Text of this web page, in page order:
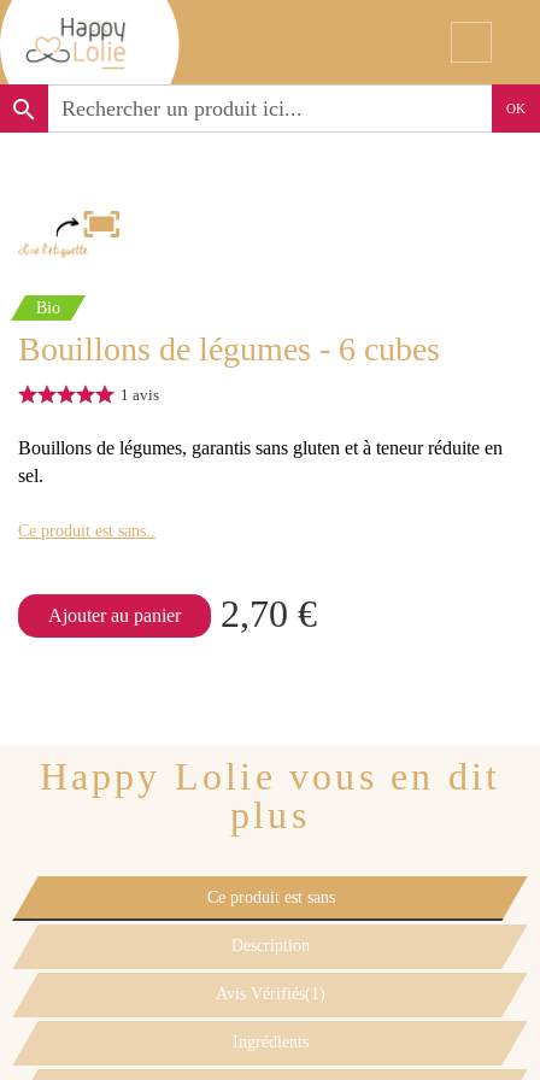
search OK
Bio
Bouillons de légumes - 6 cubes
1 avis
Bouillons de légumes, garantis sans gluten et à teneur réduite en
sel.
Ce produit est sans..
Ajouter au panier 2,70 €
Happy Lolie vous en dit
plus
Ce produit est sans
Description
Avis Vérifiés(1)
Ingrédients